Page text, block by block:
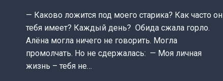
— Каково ложится под моего старика? Как часто он
тебя имеет? Каждый день? Обида сжала горло.
Алёна могла ничего не говорить. Могла
промолчать. Но не сдержалась: — Моя личная
жизнь – тебя не…